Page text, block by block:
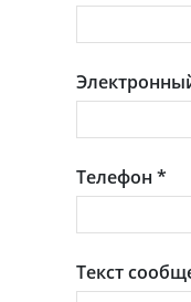
Телефон *
Текст